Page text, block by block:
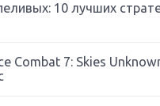
10 лучших
Combat 7: Skies